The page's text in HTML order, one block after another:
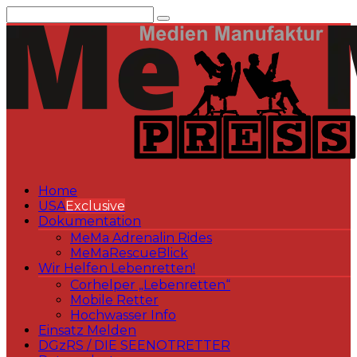
Inhalt
springen
Home
USAExclusive
Dokumentation
MeMa Adrenalin Rides
MeMaRescueBlick
Wir Helfen Lebenretten!
Corhelper „Lebenretten“
Mobile Retter
Hochwasser Info
Einsatz Melden
DGzRS / DIE SEENOTRETTER